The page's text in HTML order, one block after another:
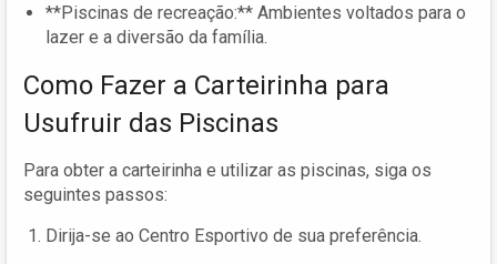
**Piscinas de recreação:** Ambientes voltados para o
lazer e a diversão da família.
Como Fazer a Carteirinha para
Usufruir das Piscinas
Para obter a carteirinha e utilizar as piscinas, siga os
seguintes passos:
Dirija-se ao Centro Esportivo de sua preferência.